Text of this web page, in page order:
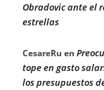
Obradovic ante el
estrellas
CesareRu en
tope en gasto
los presupuestos